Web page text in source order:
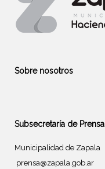
Sobre nosotros
Subsecretaría de Prensa
Municipalidad de Zapala
prensa@zapala.gob.ar